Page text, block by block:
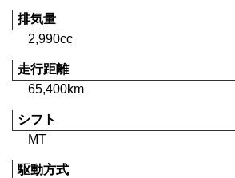
排気量
2,990cc
走行距離
65,400km
シフト
MT
駆動方式